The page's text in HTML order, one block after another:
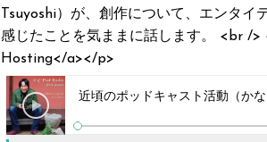
Tsuyoshi）が、創作について、エンタ
感じたことを気ままに話します。 <br /
Hosting</a></p>